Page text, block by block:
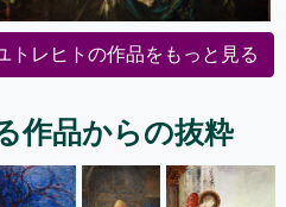
トレヒトの作品をもっと見る
作品からの抜粋